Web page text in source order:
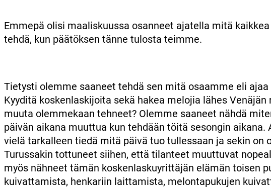
Emmepä olisi maaliskuussa osanneet ajatella mitä
tehdä, kun päätöksen tänne tulosta teimme.
Tietysti olemme saaneet tehdä sen mitä osaamme eli
Kyyditä koskenlaskijoita sekä hakea melojia lähes
muuta olemmekaan tehneet? Olemme saaneet nähdä
päivän aikana muuttua kun tehdään töitä sesongin
vielä tarkalleen tiedä mitä päivä tuo tullessaan ja sekin on
Turussakin tottuneet siihen, että tilanteet muuttuvat
myös nähneet tämän koskenlaskuyrittäjän elämän toisen
kuivattamista, henkariin laittamista, melontapukujen